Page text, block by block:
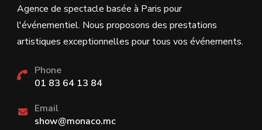
Agence de spectacle basée à Paris pour
l'événementiel. Nous proposons des prestations
artistiques exceptionnelles pour tous vos événements.
Phone
01 83 64 13 84
Email
show@monaco.mc